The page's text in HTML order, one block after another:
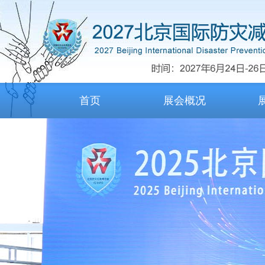
首页 展会概况